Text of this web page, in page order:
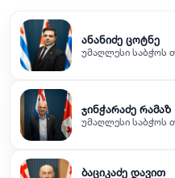
ანანიძე ცოტნე
უმაღლესი საბჭოს
ჯინჭარაძე რამაზ
უმაღლესი საბჭოს
ბაციკაძე დავით